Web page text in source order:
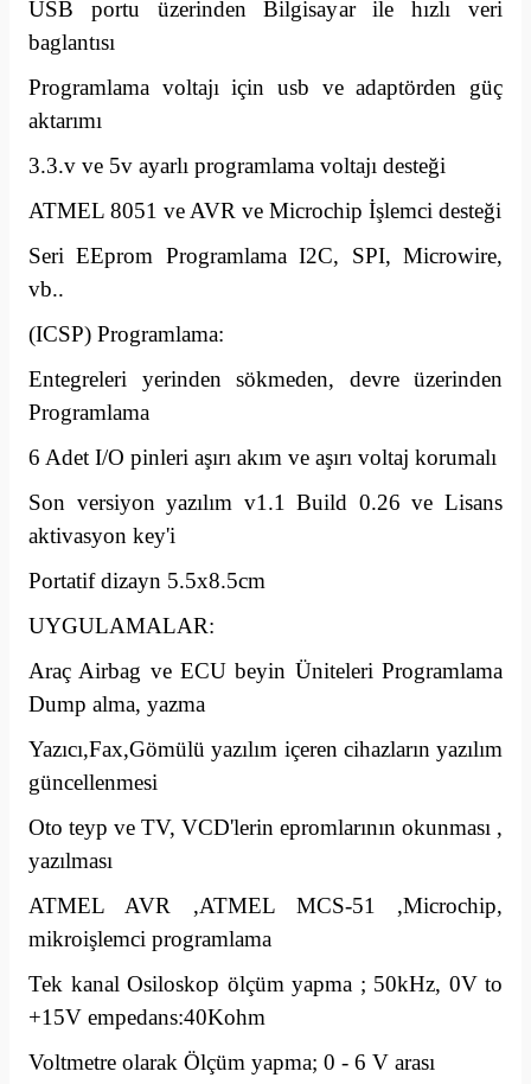
USB portu üzerinden Bilgisayar ile hızlı veri
baglantısı
Programlama voltajı için usb ve adaptörden güç
aktarımı
3.3.v ve 5v ayarlı programlama voltajı desteği
ATMEL 8051 ve AVR ve Microchip İşlemci desteği
Seri EEprom Programlama I2C, SPI, Microwire,
vb..
(ICSP) Programlama:
Entegreleri yerinden sökmeden, devre üzerinden
Programlama
6 Adet I/O pinleri aşırı akım ve aşırı voltaj korumalı
Son versiyon yazılım v1.1 Build 0.26 ve Lisans
aktivasyon key'i
Portatif dizayn 5.5x8.5cm
UYGULAMALAR:
Araç Airbag ve ECU beyin Üniteleri Programlama
Dump alma, yazma
Yazıcı,Fax,Gömülü yazılım içeren cihazların yazılım
güncellenmesi
Oto teyp ve TV, VCD'lerin epromlarının okunması ,
yazılması
ATMEL AVR ,ATMEL MCS-51 ,Microchip,
mikroişlemci programlama
Tek kanal Osiloskop ölçüm yapma ; 50kHz, 0V to
+15V empedans:40Kohm
Voltmetre olarak Ölçüm yapma; 0 - 6 V arası